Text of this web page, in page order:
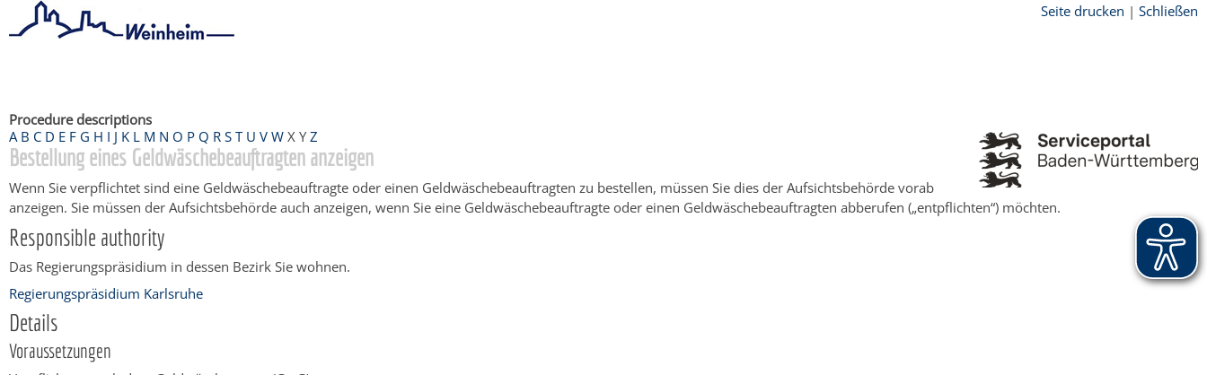
Seite drucken | Schließen
Procedure descriptions
A B C D E F G H I J K L M N O P Q R S T U V W X Y Z
Bestellung eines Geldwäschebeauftragten anzeigen
Wenn Sie verpflichtet sind eine Geldwäschebeauftragte oder einen Geldwäschebeauftragten zu bestellen, müssen Sie dies der Aufsichtsbehörde vorab
anzeigen. Sie müssen der Aufsichtsbehörde auch anzeigen, wenn Sie eine Geldwäschebeauftragte oder einen Geldwäschebeauftragten abberufen („entpflichten“) möchten.
Responsible authority
Das Regierungspräsidium in dessen Bezirk Sie wohnen.
Regierungspräsidium Karlsruhe
Details
Voraussetzungen